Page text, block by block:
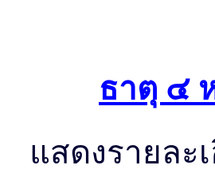
ธาตุ ๔
แสดงรายละ